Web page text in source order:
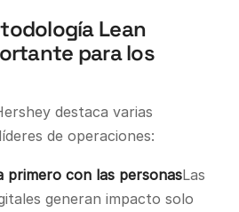
Lean
para los
destaca varias
de operaciones:
primero con las personasLas
generan impacto solo